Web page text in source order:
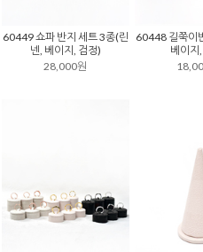
60449 쇼파 반지 세트 3종(린
넨, 베이지, 검정)
28,000원
60448 길쭉이
베이지